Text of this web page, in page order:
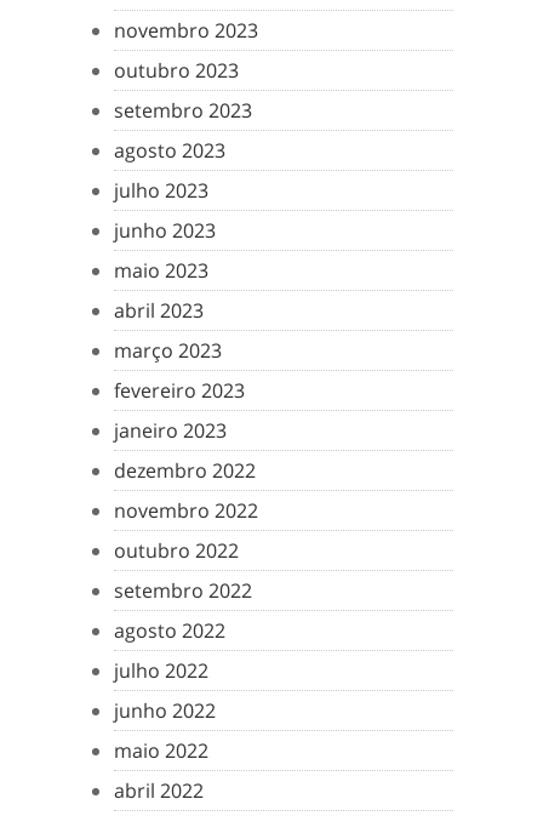
novembro 2023
outubro 2023
setembro 2023
agosto 2023
julho 2023
junho 2023
maio 2023
abril 2023
março 2023
fevereiro 2023
janeiro 2023
dezembro 2022
novembro 2022
outubro 2022
setembro 2022
agosto 2022
julho 2022
junho 2022
maio 2022
abril 2022